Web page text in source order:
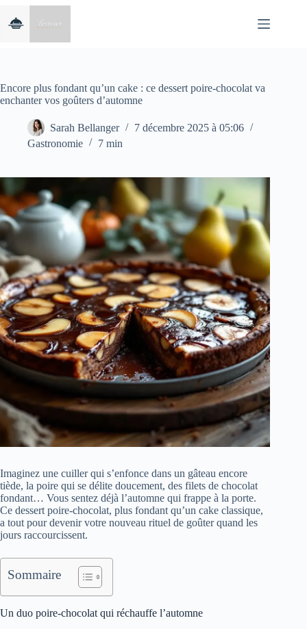
contenu
Encore plus fondant qu’un cake : ce dessert poire-chocolat va
enchanter vos goûters d’automne
Sarah Bellanger
7 décembre 2025 à 05:06
Gastronomie
7 min
Imaginez une cuiller qui s’enfonce dans un gâteau encore
tiède, la poire qui se délite doucement, des filets de chocolat
fondant… Vous sentez déjà l’automne qui frappe à la porte.
Ce dessert poire-chocolat, plus fondant qu’un cake classique,
a tout pour devenir votre nouveau rituel de goûter quand les
jours raccourcissent.
Sommaire
Un duo poire-chocolat qui réchauffe l’automne